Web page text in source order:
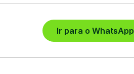
Ir para o WhatsApp